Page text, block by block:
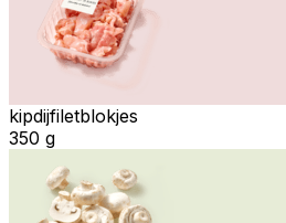
kipdijfiletblokjes
350 g